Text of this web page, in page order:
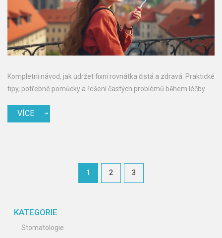
Kompletní návod, jak udržet fixní rovnátka čistá a zdravá. Praktické
tipy, potřebné pomůcky a řešení častých problémů během léčby.
VÍCE
1 2 3
KATEGORIE
Stomatologie